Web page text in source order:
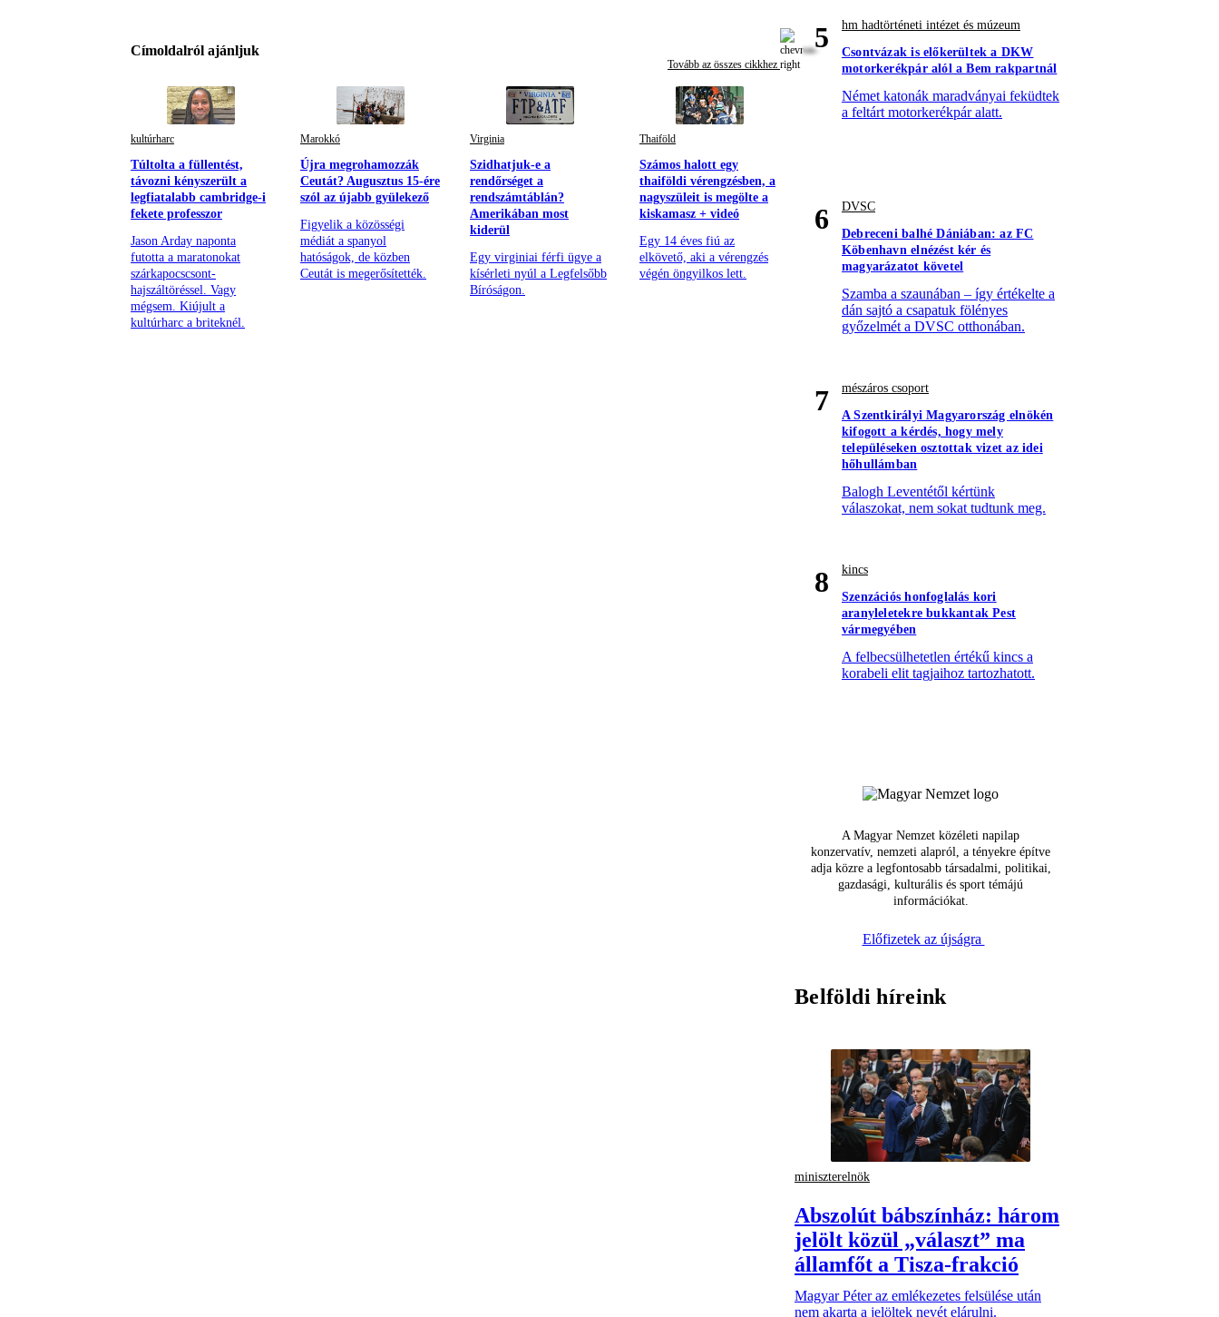
Címoldalról ajánljuk
Tovább az összes cikkhez
kultúrharc
Túltolta a füllentést,
távozni kényszerült a
legfiatalabb cambridge-i
fekete professzor
Jason Arday naponta
futotta a maratonokat
szárkapocscsont-
hajszáltöréssel. Vagy
mégsem. Kiújult a
kultúrharc a briteknél.
Marokkó
Újra megrohamozzák
Ceutát? Augusztus 15-ére
szól az újabb gyülekező
Figyelik a közösségi
médiát a spanyol
hatóságok, de közben
Ceutát is megerősítették.
Virginia
Szidhatjuk-e a
rendőrséget a
rendszámtáblán?
Amerikában most
kiderül
Egy virginiai férfi ügye a
kísérleti nyúl a Legfelsőbb
Bíróságon.
Thaiföld
Számos halott egy
thaiföldi vérengzésben, a
nagyszüleit is megölte a
kiskamasz + videó
Egy 14 éves fiú az
elkövető, aki a vérengzés
végén öngyilkos lett.
5
hm hadtörténeti intézet és múzeum
Csontvázak is előkerültek a DKW
motorkerékpár alól a Bem rakpartnál
Német katonák maradványai feküdtek
a feltárt motorkerékpár alatt.
6
DVSC
Debreceni balhé Dániában: az FC
Köbenhavn elnézést kér és
magyarázatot követel
Szamba a szaunában – így értékelte a
dán sajtó a csapatuk fölényes
győzelmét a DVSC otthonában.
7
mészáros csoport
A Szentkirályi Magyarország elnökén
kifogott a kérdés, hogy mely
településeken osztottak vizet az idei
hőhullámban
Balogh Leventétől kértünk
válaszokat, nem sokat tudtunk meg.
8
kincs
Szenzációs honfoglalás kori
aranyleletekre bukkantak Pest
vármegyében
A felbecsülhetetlen értékű kincs a
korabeli elit tagjaihoz tartozhatott.
A Magyar Nemzet közéleti napilap
konzervatív, nemzeti alapról, a tényekre építve
adja közre a legfontosabb társadalmi, politikai,
gazdasági, kulturális és sport témájú
információkat.
Előfizetek az újságra
Belföldi híreink
miniszterelnök
Abszolút bábszínház: három
jelölt közül „választ” ma
államfőt a Tisza-frakció
Magyar Péter az emlékezetes felsülése után
nem akarta a jelöltek nevét elárulni.